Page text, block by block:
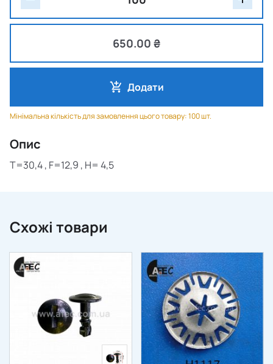
650.00 ₴
Додати
Мінімальна кількість для замовлення цього товару: 100 шт.
Опис
T=30,4, F=12,9 , H= 4,5
Схожі товари